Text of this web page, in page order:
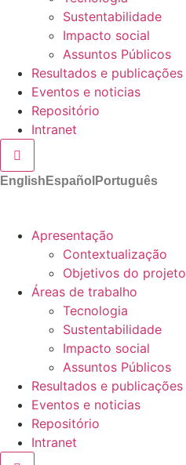
Sustentabilidade
Impacto social
Assuntos Públicos
Resultados e publicações
Eventos e noticias
Repositório
Intranet
Hamburger Toggle Menu
English Español Português
Apresentação
Contextualização
Objetivos do projeto
Áreas de trabalho
Tecnologia
Sustentabilidade
Impacto social
Assuntos Públicos
Resultados e publicações
Eventos e noticias
Repositório
Intranet